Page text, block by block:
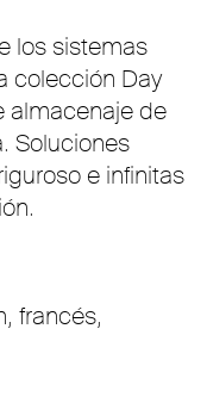
los sistemas
colección Day
almacenaje de
Soluciones
e infinitas
francés,